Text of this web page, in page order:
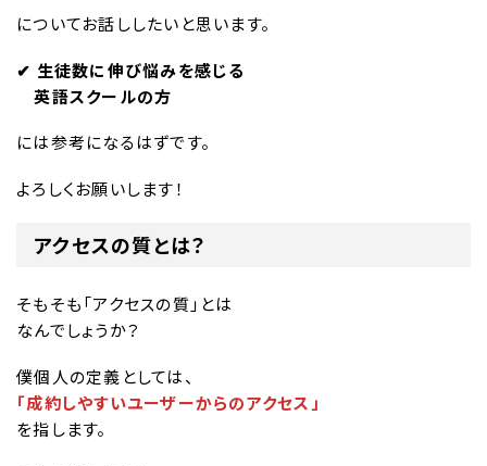
についてお話ししたいと思います。
✔︎ 生徒数に伸び悩みを感じる
英語スクールの方
には参考になるはずです。
よろしくお願いします！
アクセスの質とは？
そもそも「アクセスの質」とは
なんでしょうか？
僕個人の定義としては、
「成約しやすいユーザーからのアクセス」
を指します。